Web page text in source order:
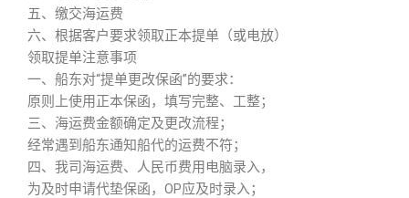
五、缴交海运费
六、根据客户要求领取正本提单（或电放）
领取提单注意事项
一、船东对“提单更改保函”的要求：
原则上使用正本保函，填写完整、工整；
三、海运费金额确定及更改流程；
经常遇到船东通知船代的运费不符；
四、我司海运费、人民币费用电脑录入，
为及时申请代垫保函，OP应及时录入；